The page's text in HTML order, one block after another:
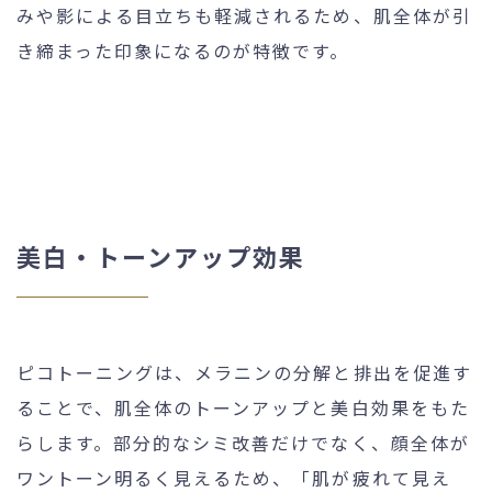
みや影による目立ちも軽減されるため、肌全体が引
き締まった印象になるのが特徴です。
美白・トーンアップ効果
ピコトーニングは、メラニンの分解と排出を促進す
ることで、肌全体のトーンアップと美白効果をもた
らします。部分的なシミ改善だけでなく、顔全体が
ワントーン明るく見えるため、「肌が疲れて見え